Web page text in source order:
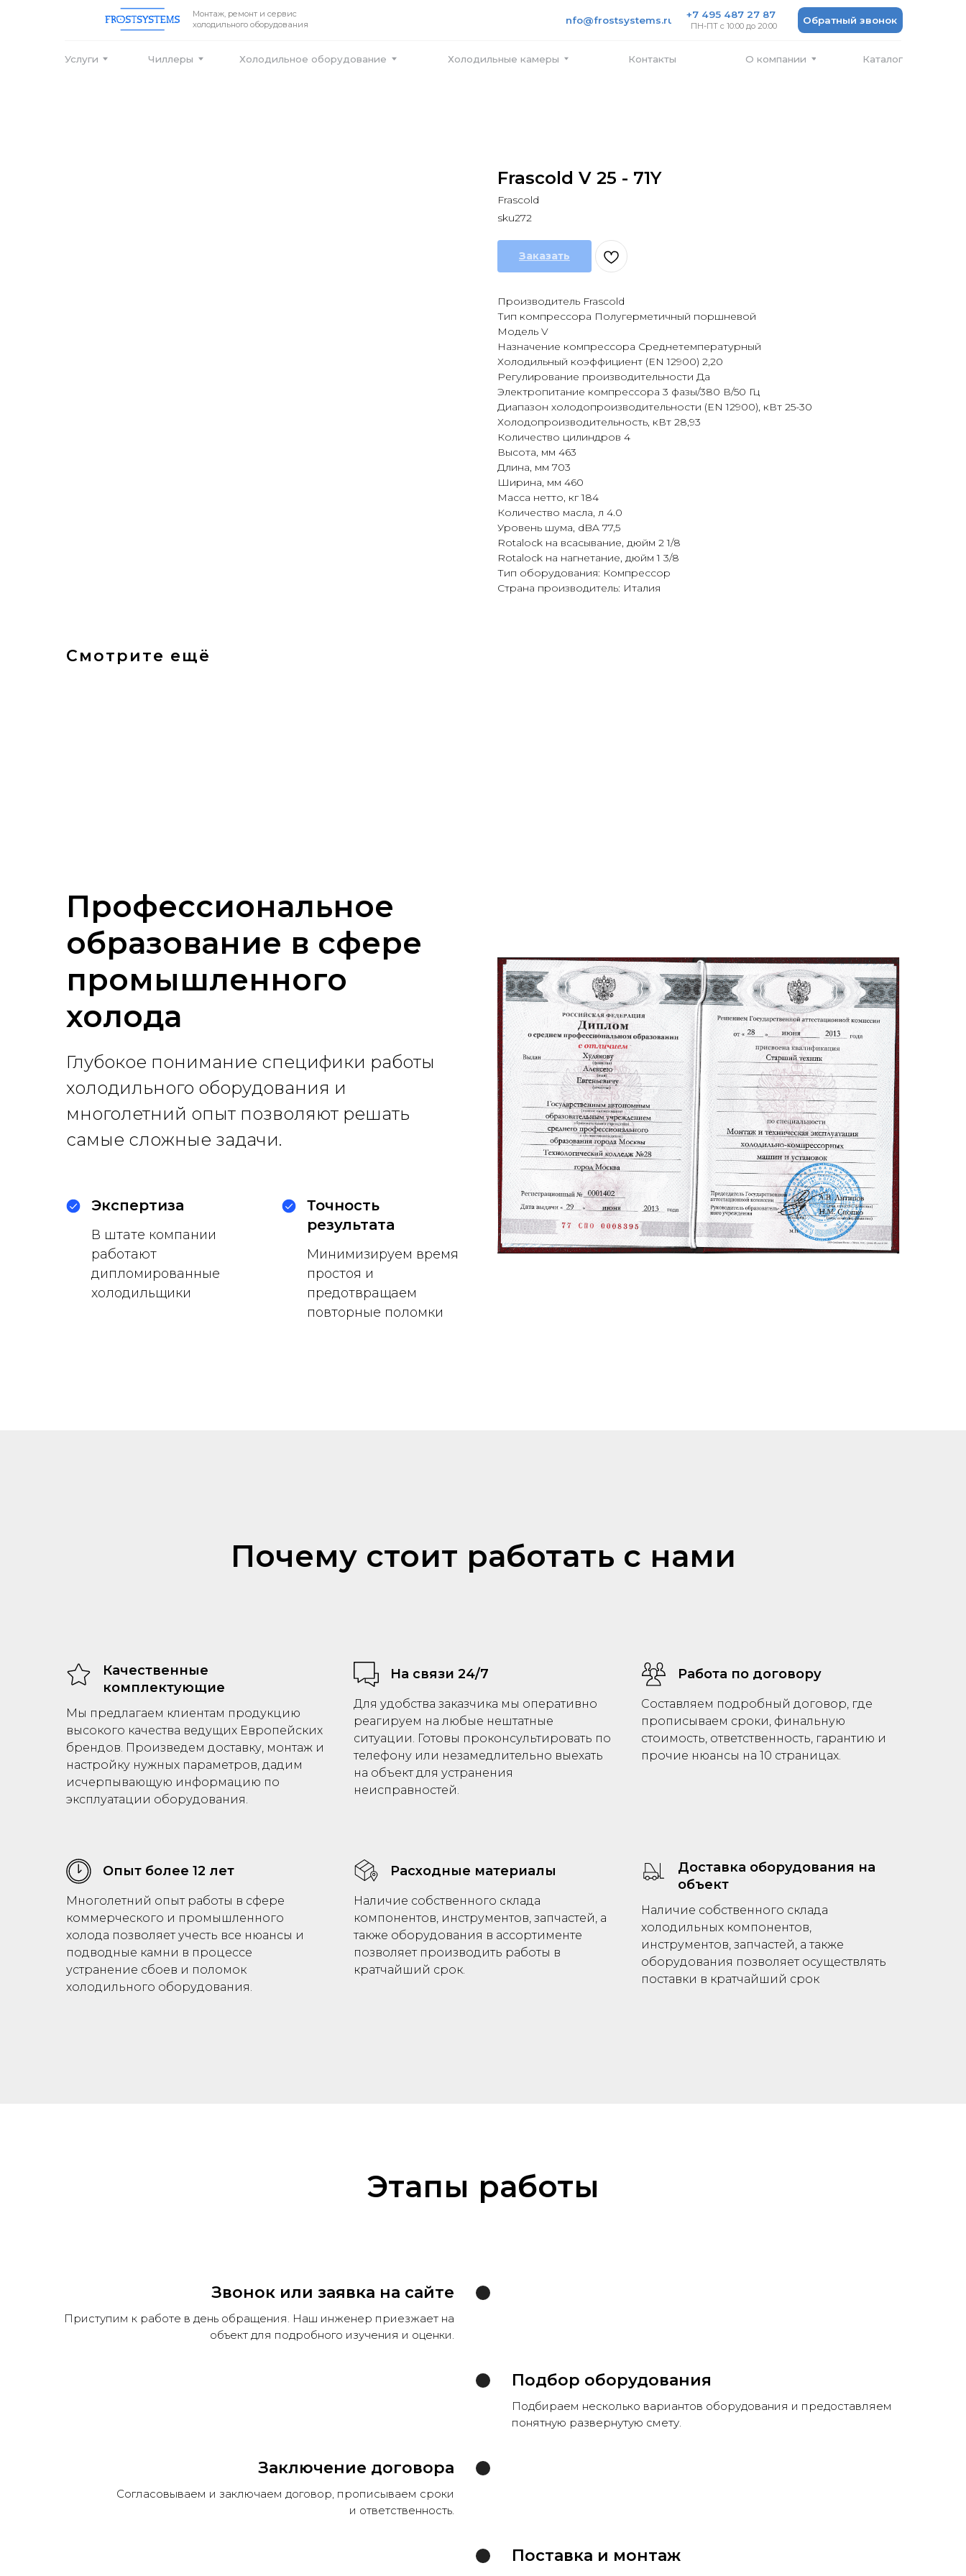
Обратный звонок
+7 495 487 27 87
info@frostsystems.ru
Монтаж, ремонт и сервис
холодильного оборудования
ПН-ПТ с 10:00 до 20:00
Frascold V 25 - 71Y
Frascold
sku272
Заказать
Производитель Frascold
Тип компрессора Полугерметичный поршневой
Модель V
Назначение компрессора Среднетемпературный
Холодильный коэффициент (EN 12900) 2,20
Регулирование производительности Да
Электропитание компрессора 3 фазы/380 В/50 Гц
Диапазон холодопроизводительности (EN 12900), кВт 25-30
Холодопроизводительность, кВт 28,93
Количество цилиндров 4
Высота, мм 463
Длина, мм 703
Ширина, мм 460
Масса нетто, кг 184
Количество масла, л 4.0
Уровень шума, dBA 77,5
Rotalock на всасывание, дюйм 2 1/8
Rotalock на нагнетание, дюйм 1 3/8
Тип оборудования: Компрессор
Страна производитель: Италия
Смотрите ещё
Профессиональное
образование в сфере
промышленного
холода
Глубокое понимание специфики работы
холодильного оборудования и
многолетний опыт позволяют решать
самые сложные задачи.
Экспертиза
В штате компании
работают
дипломированные
холодильщики
Точность
результата
Минимизируем время
простоя и
предотвращаем
повторные поломки
Почему стоит работать с нами
Качественные
комплектующие
Мы предлагаем клиентам продукцию
высокого качества ведущих Европейских
брендов. Произведем доставку, монтаж и
настройку нужных параметров, дадим
исчерпывающую информацию по
эксплуатации оборудования.
На связи 24/7
Для удобства заказчика мы оперативно
реагируем на любые нештатные
ситуации. Готовы проконсультировать по
телефону или незамедлительно выехать
на объект для устранения
неисправностей.
Работа по договору
Составляем подробный договор, где
прописываем сроки, финальную
стоимость, ответственность, гарантию и
прочие нюансы на 10 страницах.
Опыт более 12 лет
Многолетний опыт работы в сфере
коммерческого и промышленного
холода позволяет учесть все нюансы и
подводные камни в процессе
устранение сбоев и поломок
холодильного оборудования.
Расходные материалы
Наличие собственного склада
компонентов, инструментов, запчастей, а
также оборудования в ассортименте
позволяет производить работы в
кратчайший срок.
Доставка оборудования на
объект
Наличие собственного склада
холодильных компонентов,
инструментов, запчастей, а также
оборудования позволяет осуществлять
поставки в кратчайший срок
Этапы работы
Звонок или заявка на сайте
Приступим к работе в день обращения. Наш инженер приезжает на
объект для подробного изучения и оценки.
Подбор оборудования
Подбираем несколько вариантов оборудования и предоставляем
понятную развернутую смету.
Заключение договора
Согласовываем и заключаем договор, прописываем сроки
и ответственность.
Поставка и монтаж